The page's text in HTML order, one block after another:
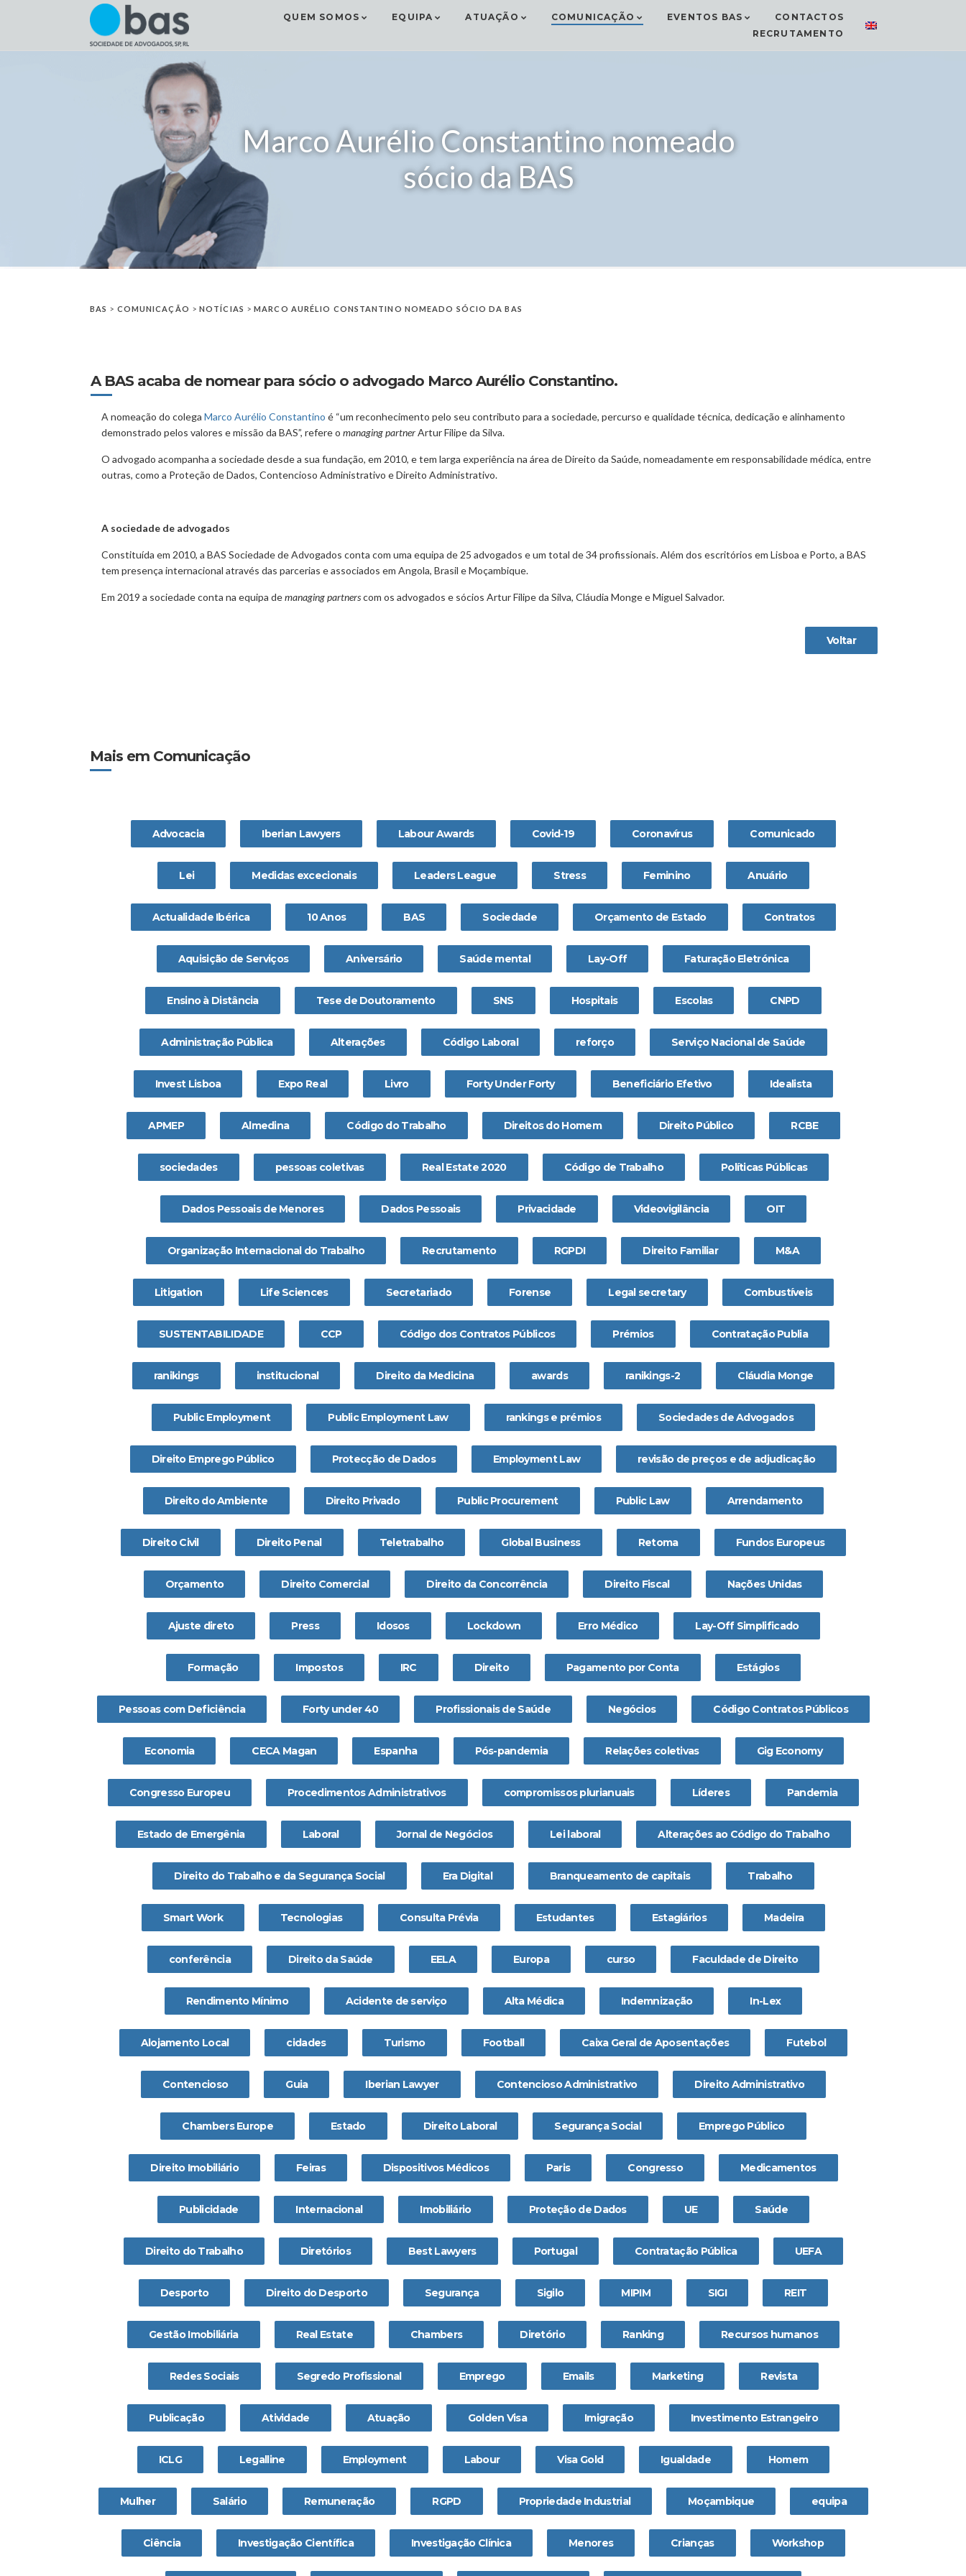
QUEM SOMOS EQUIPA ATUAÇÃO COMUNICAÇÃO EVENTOS BAS
CONTACTOS
RECRUTAMENTO
Marco Aurélio Constantino nomeado
sócio da BAS
BAS > COMUNICAÇÃO >NOTÍCIAS >MARCO AURÉLIO CONSTANTINO NOMEADO SÓCIO DA BAS
A BAS acaba de nomear para sócio o advogado Marco Aurélio Constantino.
A nomeação do colega Marco Aurélio Constantino é “um reconhecimento pelo seu contributo para a sociedade, percurso e qualidade técnica, dedicação e alinhamento
demonstrado pelos valores e missão da BAS”, refere o managing partnerArtur Filipe da Silva.
O advogado acompanha a sociedade desde a sua fundação, em 2010, e tem larga experiência na área de Direito da Saúde, nomeadamente em responsabilidade médica, entre
outras, como a Proteção de Dados, Contencioso Administrativo e Direito Administrativo.
A sociedade de advogados
Constituída em 2010, a BAS Sociedade de Advogados conta com uma equipa de 25 advogados e um total de 34 profissionais. Além dos escritórios em Lisboa e Porto, a BAS
tem presença internacional através das parcerias e associados em Angola, Brasil e Moçambique.
Em 2019 a sociedade conta na equipa demanaging partnerscom os advogados e sócios Artur Filipe da Silva, Cláudia Monge e Miguel Salvador.
Voltar
Mais em Comunicação
Advocacia Iberian Lawyers Labour Awards Covid-19 Coronavírus Comunicado
Lei Medidas excecionais Leaders League Stress Feminino Anuário
Actualidade Ibérica 10 Anos BAS Sociedade Orçamento de Estado Contratos
Aquisição de Serviços Aniversário Saúde mental Lay-Off Faturação Eletrónica
Ensino à Distância Tese de Doutoramento SNS Hospitais Escolas CNPD
Administração Pública Alterações Código Laboral reforço Serviço Nacional de Saúde
Invest Lisboa Expo Real Livro Forty Under Forty Beneficiário Efetivo Idealista
APMEP Almedina Código do Trabalho Direitos do Homem Direito Público RCBE
sociedades pessoas coletivas Real Estate 2020 Código de Trabalho Políticas Públicas
Dados Pessoais de Menores Dados Pessoais Privacidade Videovigilância OIT
Organização Internacional do Trabalho Recrutamento RGPDI Direito Familiar M&A
Litigation Life Sciences Secretariado Forense Legal secretary Combustíveis
SUSTENTABILIDADE CCP Código dos Contratos Públicos Prémios Contratação Publia
ranikings institucional Direito da Medicina awards ranikings-2 Cláudia Monge
Public Employment Public Employment Law rankings e prémios Sociedades de Advogados
Direito Emprego Público Protecção de Dados Employment Law revisão de preços e de adjudicação
Direito do Ambiente Direito Privado Public Procurement Public Law Arrendamento
Direito Civil Direito Penal Teletrabalho Global Business Retoma Fundos Europeus
Orçamento Direito Comercial Direito da Concorrência Direito Fiscal Nações Unidas
Ajuste direto Press Idosos Lockdown Erro Médico Lay-Off Simplificado
Formação Impostos IRC Direito Pagamento por Conta Estágios
Pessoas com Deficiência Forty under 40 Profissionais de Saúde Negócios Código Contratos Públicos
Economia CECA Magan Espanha Pós-pandemia Relações coletivas Gig Economy
Congresso Europeu Procedimentos Administrativos compromissos plurianuais Líderes Pandemia
Estado de Emergênia Laboral Jornal de Negócios Lei laboral Alterações ao Código do Trabalho
Direito do Trabalho e da Segurança Social Era Digital Branqueamento de capitais Trabalho
Smart Work Tecnologias Consulta Prévia Estudantes Estagiários Madeira
conferência Direito da Saúde EELA Europa curso Faculdade de Direito
Rendimento Mínimo Acidente de serviço Alta Médica Indemnização In-Lex
Alojamento Local cidades Turismo Football Caixa Geral de Aposentações Futebol
Contencioso Guia Iberian Lawyer Contencioso Administrativo Direito Administrativo
Chambers Europe Estado Direito Laboral Segurança Social Emprego Público
Direito Imobiliário Feiras Dispositivos Médicos Paris Congresso Medicamentos
Publicidade Internacional Imobiliário Proteção de Dados UE Saúde
Direito do Trabalho Diretórios Best Lawyers Portugal Contratação Pública UEFA
Desporto Direito do Desporto Segurança Sigilo MIPIM SIGI REIT
Gestão Imobiliária Real Estate Chambers Diretório Ranking Recursos humanos
Redes Sociais Segredo Profissional Emprego Emails Marketing Revista
Publicação Atividade Atuação Golden Visa Imigração Investimento Estrangeiro
ICLG Legalline Employment Labour Visa Gold Igualdade Homem
Mulher Salário Remuneração RGPD Propriedade Industrial Moçambique equipa
Ciência Investigação Científica Investigação Clínica Menores Crianças Workshop